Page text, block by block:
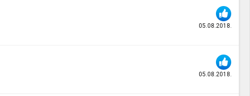
05.08.2018.
05.08.2018.